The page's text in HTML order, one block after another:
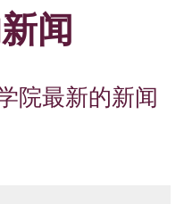
闻
院最新的新闻